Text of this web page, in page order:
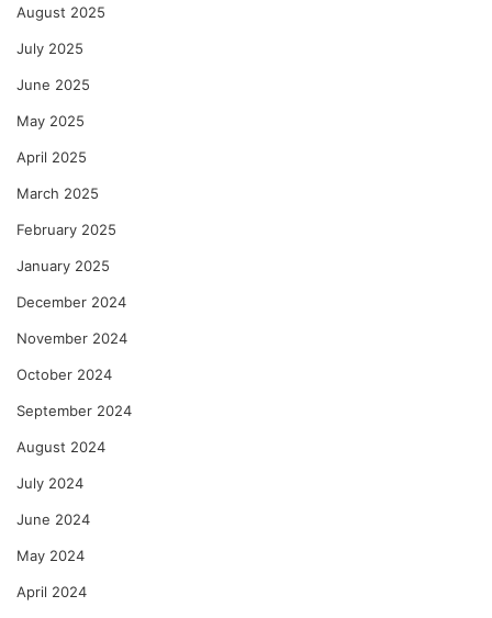
August 2025
July 2025
June 2025
May 2025
April 2025
March 2025
February 2025
January 2025
December 2024
November 2024
October 2024
September 2024
August 2024
July 2024
June 2024
May 2024
April 2024